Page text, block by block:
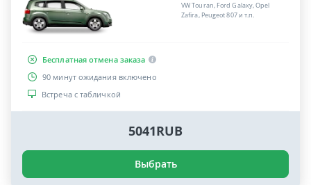
VW Touran, Ford Galaxy, Opel
Zafira, Peugeot 807 и т.п.
Бесплатная отмена заказа
90 минут ожидания включено
Встреча с табличкой
5041RUB
Выбрать